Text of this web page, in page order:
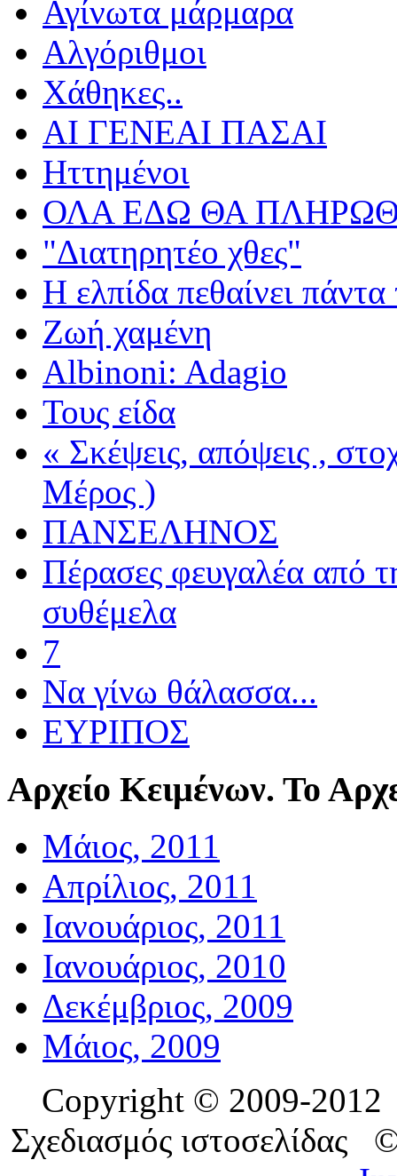
Αγίνωτα μάρμαρα
Αλγόριθμοι
Χάθηκες..
ΑΙ ΓΕΝΕΑΙ ΠΑΣΑΙ
Ηττημένοι
ΟΛΑ ΕΔΩ ΘΑ
"Διατηρητέο χθες"
Η ελπίδα πεθαίνει πάντα
Ζωή χαμένη
Albinoni: Adagio
Τους είδα
« Σκέψεις, απόψεις ,
Μέρος )
ΠΑΝΣΕΛΗΝΟΣ
Πέρασες φευγαλέα από
συθέμελα
7
Να γίνω θάλασσα...
ΕΥΡΙΠΟΣ
Αρχείο Κειμένων. Το
Μάιος, 2011
Απρίλιος, 2011
Ιανουάριος, 2011
Ιανουάριος, 2010
Δεκέμβριος, 2009
Μάιος, 2009
Copyright © 2009-
Σχεδιασμός